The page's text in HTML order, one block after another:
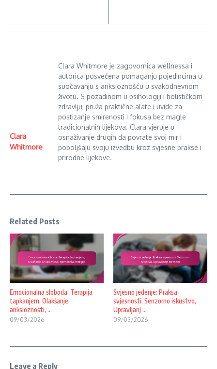
Clara
Whitmore
Clara Whitmore je zagovornica wellnessa i
autorica posvećena pomaganju pojedincima u
suočavanju s anksioznošću u svakodnevnom
životu. S pozadinom u psihologiji i holističkom
zdravlju, pruža praktične alate i uvide za
postizanje smirenosti i fokusa bez magle
tradicionalnih lijekova. Clara vjeruje u
osnaživanje drugih da povrate svoj mir i
poboljšaju svoju izvedbu kroz svjesne prakse i
prirodne lijekove.
Related Posts
Emocionalna sloboda: Terapija
tapkanjem, Olakšanje
anksioznosti, ...
09/03/2026
Svjesno jedenje: Praksa
svjesnosti, Senzorno iskustvo,
Upravljanj ...
09/03/2026
Leave a Reply